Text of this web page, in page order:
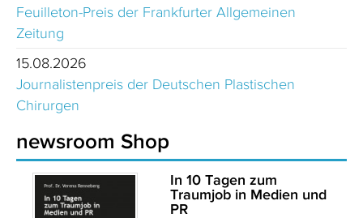
Feuilleton-Preis der Frankfurter Allgemeinen
Zeitung
15.08.2026
Journalistenpreis der Deutschen Plastischen
Chirurgen
newsroom Shop
In 10 Tagen zum
Traumjob in Medien und
PR